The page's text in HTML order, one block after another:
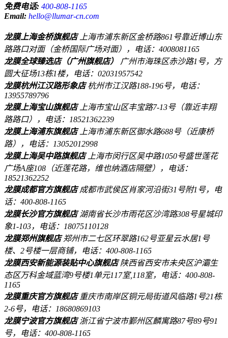
免费电话: 400-808-1165
Email: hello@llumar-cn.com
龙膜上海金桥旗舰店 上海市浦东新区金桥路861号靠近博山东
路路口对面（金桥国际广场对面），电话：4008081165
龙膜全球臻选店（广州旗舰店）
广州市海珠区赤沙路1号，方
圆大征场13栋1楼，电话：02031957542
龙膜杭州江汉路形象店杭州市江汉路188-196号，电话：
13955789796
龙膜上海宝山旗舰店 上海市宝山区丰宝路7-13号（靠近丰翔
路路口），电话：18521362239
龙膜上海浦东旗舰店 上海市浦东新区御水路688号（近康桥
路），电话：13052012998
龙膜上海吴中路旗舰店 上海市闵行区吴中路1050号盛世莲花
广场A座108（近莲花路，维也纳酒店隔壁），电话：
18521362252
龙膜成都官方旗舰店成都市武侯区肖家河沿街31号附1号，电
话：400-808-1165
龙膜长沙官方旗舰店湖南省长沙市雨花区沙湾路308号星城印
象1-103，电话：18075110128
龙膜郑州旗舰店郑州市二七区环翠路162号亚星云水居1号
楼、2号楼一层商铺，电话：400-808-1165
龙膜西安新能源装贴中心旗舰店陕西省西安市未央区沪灞生
态区万科金域蓝湾9号楼1单元117室,118室，电话：400-808-
1165
龙膜重庆官方旗舰店重庆市南岸区铜元局街道风临路1号21栋
2-6号，电话：18680869103
龙膜宁波官方旗舰店浙江省宁波市鄞州区麟寓路87号89号91
号，电话：400-808-1165